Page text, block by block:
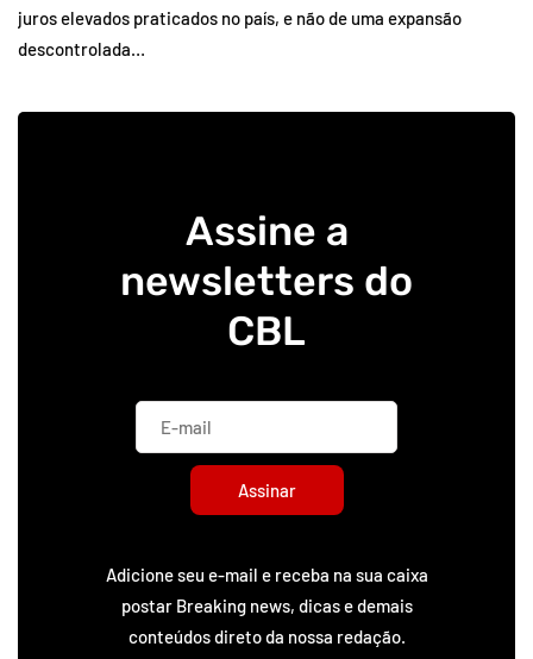
juros elevados praticados no país, e não de uma expansão
descontrolada…
Assine a
newsletters do
CBL
Assinar
Adicione seu e-mail e receba na sua caixa
postar Breaking news, dicas e demais
conteúdos direto da nossa redação.